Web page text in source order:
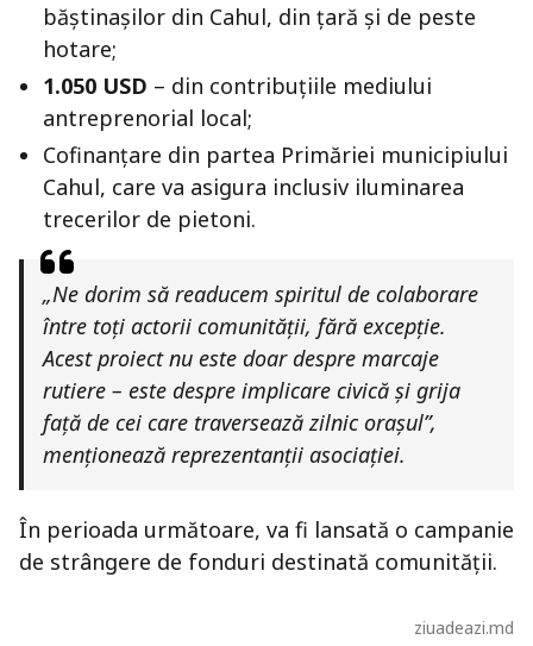
băștinașilor din Cahul, din țară și de peste
hotare;
1.050 USD – din contribuțiile mediului
antreprenorial local;
Cofinanțare din partea Primăriei municipiului
Cahul, care va asigura inclusiv iluminarea
trecerilor de pietoni.
„Ne dorim să readucem spiritul de colaborare
între toți actorii comunității, fără excepție.
Acest proiect nu este doar despre marcaje
rutiere – este despre implicare civică și grija
față de cei care traversează zilnic orașul”,
menționează reprezentanții asociației.
În perioada următoare, va fi lansată o campanie
de strângere de fonduri destinată comunității.
ziuadeazi.md